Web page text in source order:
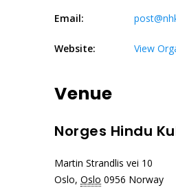
Email:
Website: View
Venue
Norges Hindu
Martin Strandlis vei 10
Oslo, Oslo 0956 Norway